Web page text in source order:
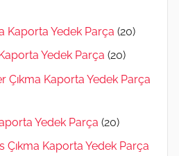
Kaporta Yedek Parça (20)
Yedek Parça (20)
Çıkma Kaporta Yedek Parça
Yedek Parça (20)
Kaporta Yedek Parça